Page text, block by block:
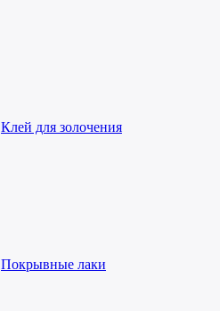
Клей для золочения
Покрывные лаки